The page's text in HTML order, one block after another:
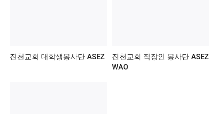
진천교회 대학생봉사단 ASEZ
진천교회 직장인 봉사단 ASEZ
WAO